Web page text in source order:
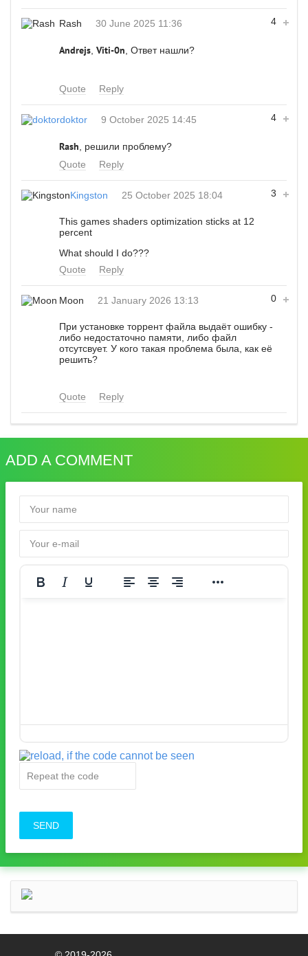
4
Rash 30 June 2025 11:36
Andrejs Viti-0n , Ответ нашли?
Quote Reply
4
doktor 9 October 2025 14:45
Rash , решили проблему?
Quote
Reply
3
Kingston 25 October 2025 18:04
This games shaders optimization sticks at 12
percent
What should I do???
Quote
Reply
0
Moon 21 January 2026 13:13
При установке торрент файла выдаёт ошибку -
либо недостаточно памяти, либо файл
отсутсвует. У кого такая проблема была, как её
решить?
Quote Reply
ADD A COMMENT
SEND